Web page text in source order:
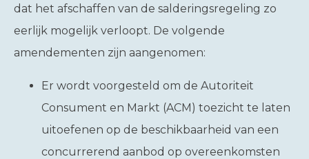
dat het afschaffen van de salderingsregeling zo
eerlijk mogelijk verloopt. De volgende
amendementen zijn aangenomen:
Er wordt voorgesteld om de Autoriteit
Consument en Markt (ACM) toezicht te laten
uitoefenen op de beschikbaarheid van een
concurrerend aanbod op overeenkomsten